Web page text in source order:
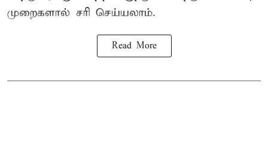
முறைகளால் சரி செய்யலாம்.
Read More